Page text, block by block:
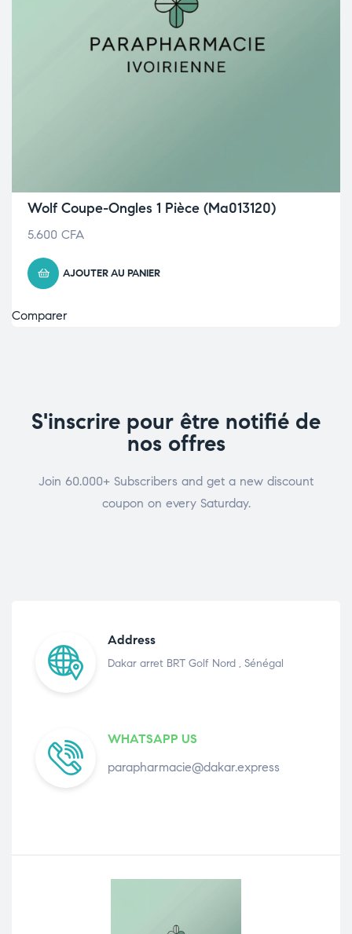
Wolf Coupe-Ongles 1 Pièce (Ma013120)
5.600 CFA
AJOUTER AU PANIER
Comparer
S'inscrire pour être notifié de
nos offres
Join 60.000+ Subscribers and get a new discount
coupon on every Saturday.
Address
Dakar arret BRT Golf Nord , Sénégal
WHATSAPP US
parapharmacie@dakar.express